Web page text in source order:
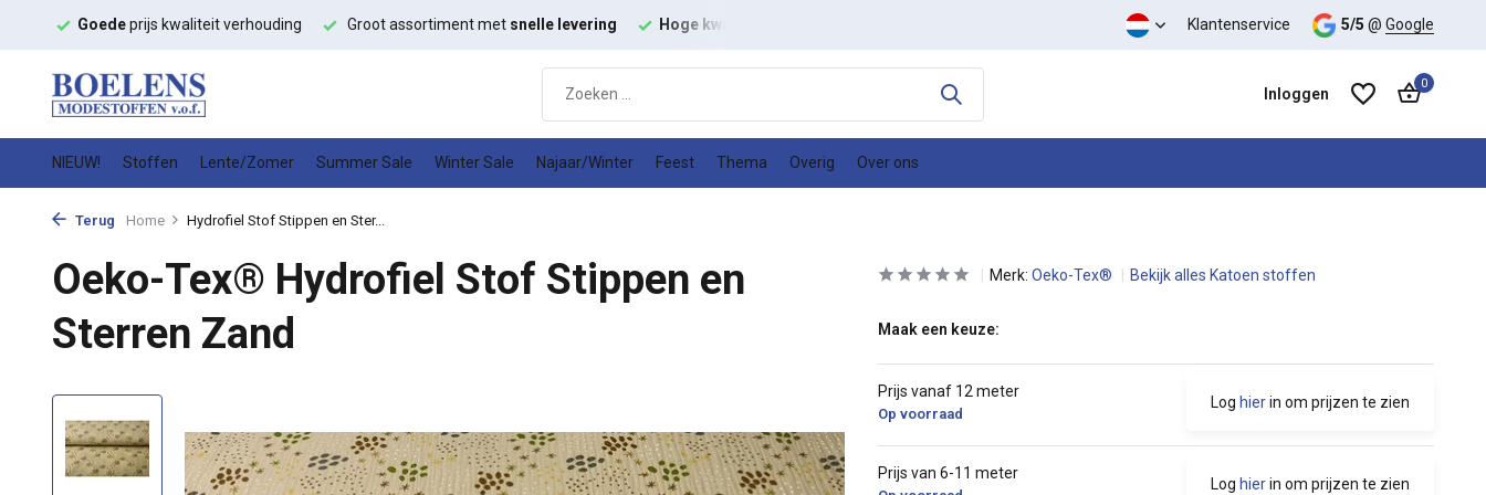
Goedeprijs kwaliteit verhouding Groot assortiment met snelle levering Hoge kwaliteit prijs kwaliteit verhouding Klantenservice 5/5 @ Google
Inloggen
0
NIEUW! Stoffen Lente/Zomer Summer Sale Winter Sale Najaar/Winter Feest Thema Overig Over ons
Terug Home Hydrofiel Stof Stippen en Ster...
Oeko-Tex® Hydrofiel Stof Stippen en
Sterren Zand
Merk: Oeko-Tex® Bekijk alles Katoen stoffen
Maak een keuze:
Prijs vanaf 12 meter
Op voorraad
Log hierin om prijzen te zien
Prijs van 6-11 meter
Log hierin om prijzen te zien